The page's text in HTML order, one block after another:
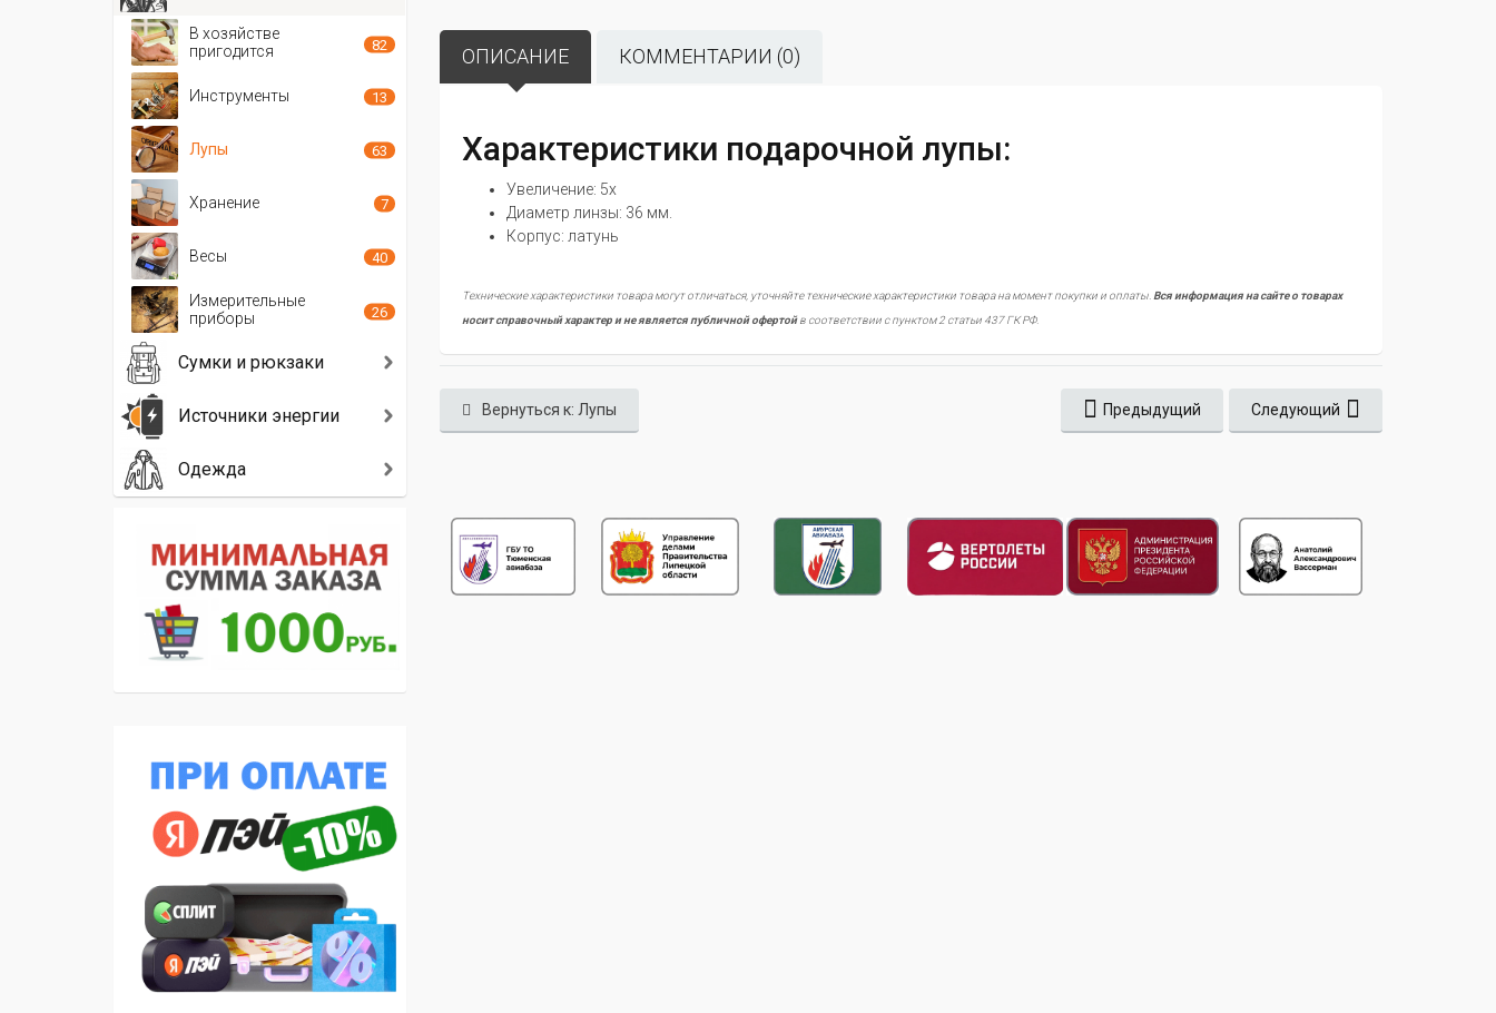
ОПИСАНИЕ КОММЕНТАРИИ (0)
Характеристики подарочной лупы:
Увеличение: 5x
Диаметр линзы: 36 мм.
Корпус: латунь
Технические характеристики товара могут отличаться, уточняйте технические характеристики товара на момент покупки и оплаты. Вся информация на сайте о товарах
носит справочный характер и не является публичной офертойв соответствии с пунктом 2 статьи 437 ГК РФ.
Вернуться к: Лупы Предыдущий Следующий
В хозяйстве
пригодится
82
Инструменты 13
Лупы 63
Хранение 7
Весы 40
Измерительные
приборы
26
Сумки и рюкзаки
Источники энергии
Одежда